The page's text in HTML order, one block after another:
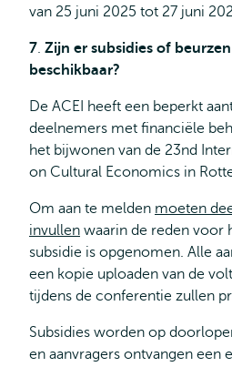
van 25 juni 2025 tot 27 juni
7. Zijn er subsidies of
beschikbaar?
De ACEI heeft een beperkt
deelnemers met financiële
het bijwonen van de 23nd
on Cultural Economics in
Om aan te melden moeten
invullen waarin de reden voor
subsidie is opgenomen. Alle
een kopie uploaden van de
tijdens de conferentie zullen
Subsidies worden op
en aanvragers ontvangen een